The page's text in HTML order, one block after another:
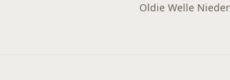
Oldie Welle